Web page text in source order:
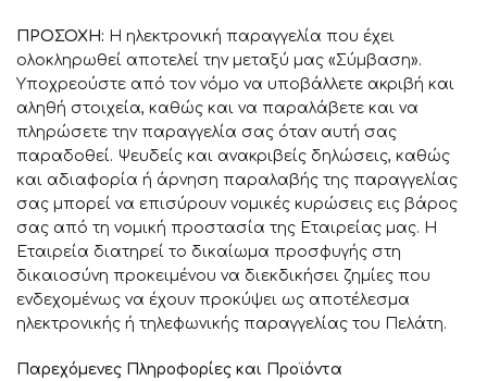
ΠΡΟΣΟΧΗ: Η ηλεκτρονική παραγγελία που έχει
ολοκληρωθεί αποτελεί την μεταξύ μας «Σύμβαση».
Υποχρεούστε από τον νόμο να υποβάλλετε ακριβή και
αληθή στοιχεία, καθώς και να παραλάβετε και να
πληρώσετε την παραγγελία σας όταν αυτή σας
παραδοθεί. Ψευδείς και ανακριβείς δηλώσεις, καθώς
και αδιαφορία ή άρνηση παραλαβής της παραγγελίας
σας μπορεί να επισύρουν νομικές κυρώσεις εις βάρος
σας από τη νομική προστασία της Εταιρείας μας. Η
Εταιρεία διατηρεί το δικαίωμα προσφυγής στη
δικαιοσύνη προκειμένου να διεκδικήσει ζημίες που
ενδεχομένως να έχουν προκύψει ως αποτέλεσμα
ηλεκτρονικής ή τηλεφωνικής παραγγελίας του Πελάτη.
Παρεχόμενες Πληροφορίες και Προϊόντα